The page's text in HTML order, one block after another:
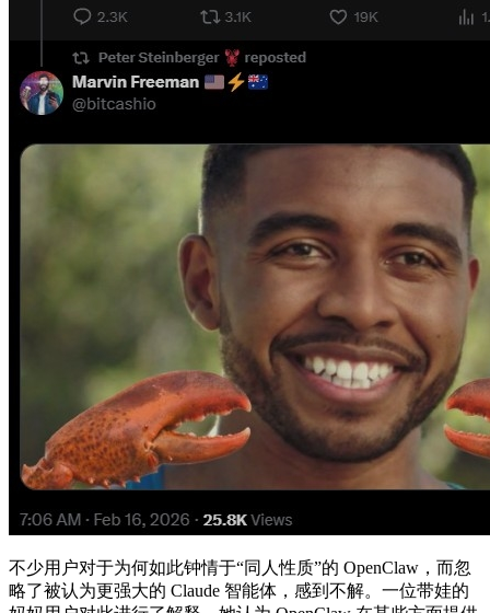
不少用户对于为何如此钟情于“同人性质”的 OpenClaw，而忽
略了被认为更强大的 Claude 智能体，感到不解。一位带娃的